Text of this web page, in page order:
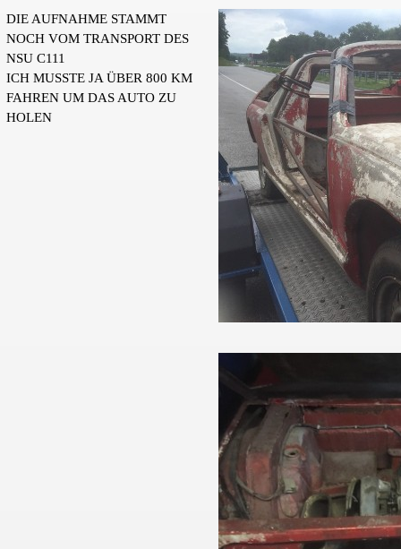
DIE AUFNAHME STAMMT
NOCH VOM TRANSPORT DES
NSU C111
ICH MUSSTE JA ÜBER 800 KM
FAHREN UM DAS AUTO ZU
HOLEN